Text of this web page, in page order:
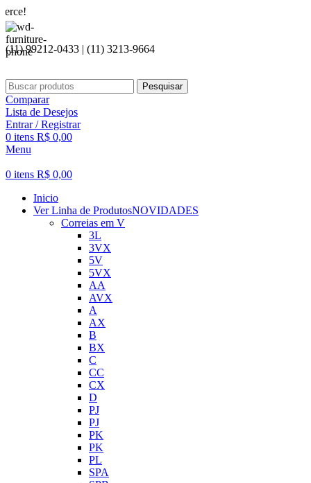
(11) 99212-0433 | (11) 3213-9664
Pesquisar
Comparar
Lista de Desejos
Entrar / Registrar
0 itens R$ 0,00
Menu
0 itens R$ 0,00
Inicio
Ver Linha de ProdutosNOVIDADES
Correias em V
3L
3VX
5V
5VX
AA
AVX
A
AX
B
BX
C
CC
CX
D
PJ
PJ
PK
PK
PL
SPA